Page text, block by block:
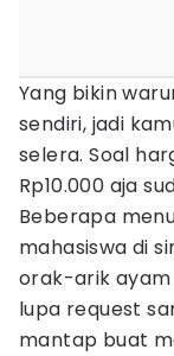
Yang bikin
sendiri, jadi
selera. Soal
Rp10.000 aja
Beberapa
mahasiswa di
orak-arik ayam
lupa request
mantap buat